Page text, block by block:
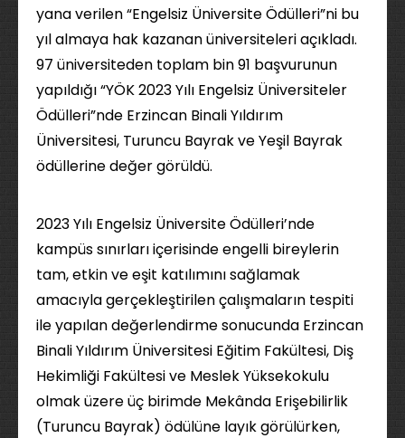
yana verilen “Engelsiz Üniversite Ödülleri”ni bu
yıl almaya hak kazanan üniversiteleri açıkladı.
97 üniversiteden toplam bin 91 başvurunun
yapıldığı “YÖK 2023 Yılı Engelsiz Üniversiteler
Ödülleri”nde Erzincan Binali Yıldırım
Üniversitesi, Turuncu Bayrak ve Yeşil Bayrak
ödüllerine değer görüldü.
2023 Yılı Engelsiz Üniversite Ödülleri’nde
kampüs sınırları içerisinde engelli bireylerin
tam, etkin ve eşit katılımını sağlamak
amacıyla gerçekleştirilen çalışmaların tespiti
ile yapılan değerlendirme sonucunda Erzincan
Binali Yıldırım Üniversitesi Eğitim Fakültesi, Diş
Hekimliği Fakültesi ve Meslek Yüksekokulu
olmak üzere üç birimde Mekânda Erişebilirlik
(Turuncu Bayrak) ödülüne layık görülürken,